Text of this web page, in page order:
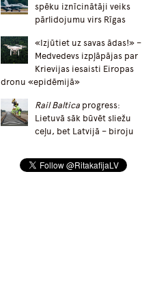
spēku iznīcinātāji veiks
pārlidojumu virs Rīgas
«Izjūtiet uz savas ādas!» –
Medvedevs izpļāpājas par
Krievijas iesaisti Eiropas
dronu «epidēmijā»
Rail Baltica progress:
Lietuvā sāk būvēt sliežu
ceļu, bet Latvijā – biroju